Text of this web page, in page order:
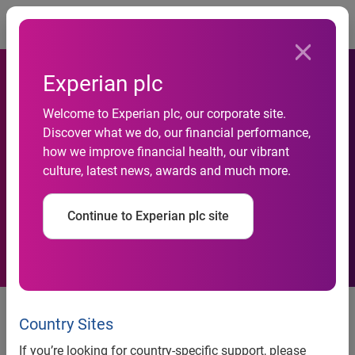
Experian plc
Welcome to Experian plc, our corporate site.
Discover what we do, our financial performance,
how we improve financial health, our vibrant
culture, latest news, awards and much more.
Continue to Experian plc site
Country Sites
If you’re looking for country-specific support, please
Experian QAS participe au
salon de la VAD
Les 19, 20 et 21 octobre
prochains à Lille, les visiteurs du